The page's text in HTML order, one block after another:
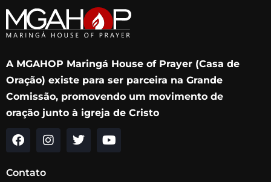
A MGAHOP Maringá House of Prayer (Casa de
Oração) existe para ser parceira na Grande
Comissão, promovendo um movimento de
oração junto à igreja de Cristo
F
c
I
T
Y
Contato